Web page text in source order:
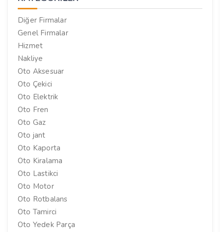
Diğer Firmalar
Genel Firmalar
Hizmet
Nakliye
Oto Aksesuar
Oto Çekici
Oto Elektrik
Oto Fren
Oto Gaz
Oto jant
Oto Kaporta
Oto Kiralama
Oto Lastikci
Oto Motor
Oto Rotbalans
Oto Tamirci
Oto Yedek Parça